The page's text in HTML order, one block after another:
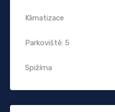
Klimatizace
Parkoviště: 5
Spižírna